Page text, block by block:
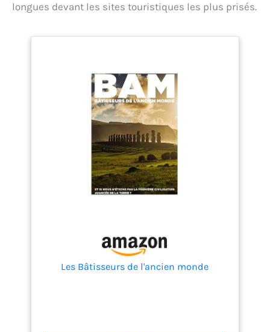
longues devant les sites touristiques les plus prisés.
Les Bâtisseurs de l'ancien monde